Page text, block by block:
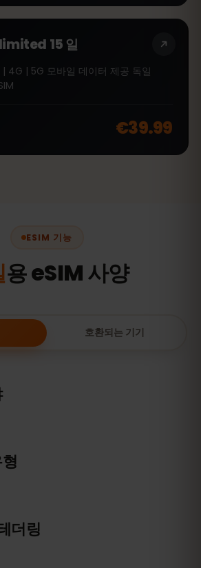
15 일
| 4G | 5G 모바일 데이터 제공 독일
€39.99
ESIM 기능
용 eSIM 사양
호환되는 기기
더링